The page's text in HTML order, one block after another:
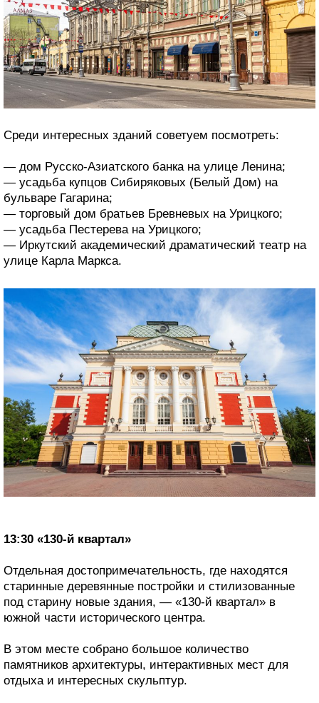
Среди интересных зданий советуем посмотреть:
— дом Русско-Азиатского банка на улице Ленина;
— усадьба купцов Сибиряковых (Белый Дом) на
бульваре Гагарина;
— торговый дом братьев Бревневых на Урицкого;
— усадьба Пестерева на Урицкого;
— Иркутский академический драматический театр на
улице Карла Маркса.
13:30 «130-й квартал»
Отдельная достопримечательность, где находятся
старинные деревянные постройки и стилизованные
под старину новые здания, — «130-й квартал» в
южной части исторического центра.
В этом месте собрано большое количество
памятников архитектуры, интерактивных мест для
отдыха и интересных скульптур.